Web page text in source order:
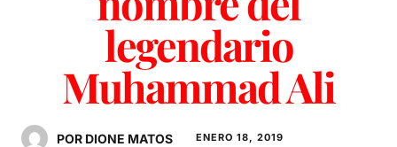
legendario
Muhammad Ali
POR DIONE MATOS ENERO 18, 2019